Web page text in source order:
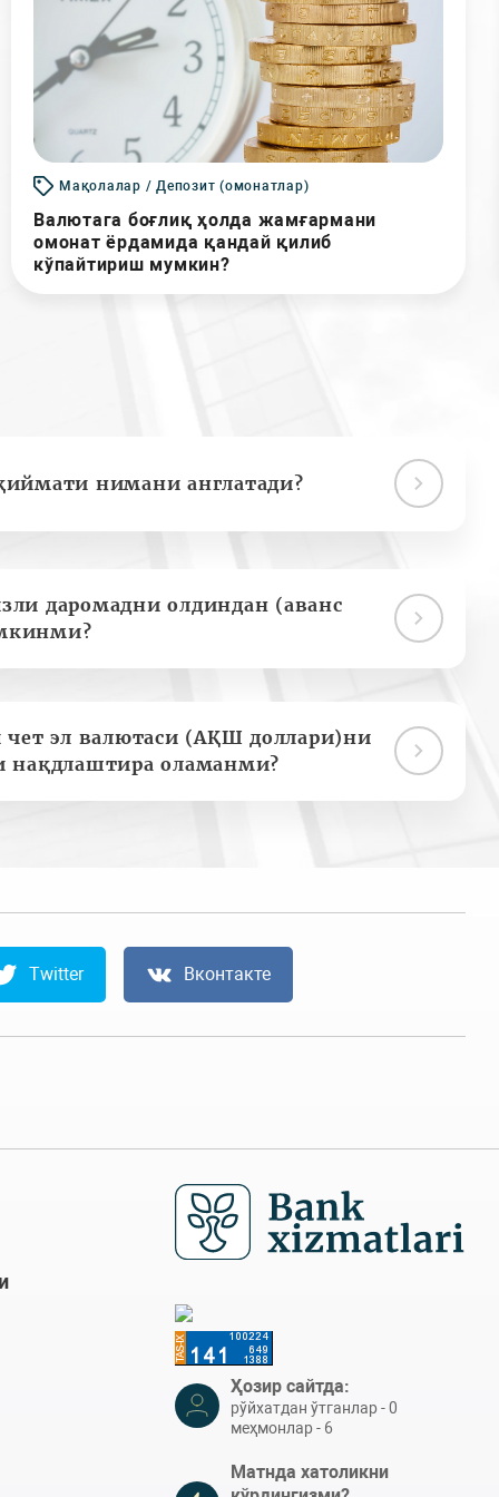
Мақолалар / Депозит (омонатлар)
Валютага боғлиқ ҳолда жамғармани
омонат ёрдамида қандай қилиб
кўпайтириш мумкин?
нимани англатади?
даромадни олдиндан (аванс
чет эл валютаси (АҚШ доллари)ни
нақдлаштира оламанми?
Twitter Вконтакте
Ҳозир сайтда:
рўйхатдан ўтганлар - 0
меҳмонлар - 6
Матнда хатоликни